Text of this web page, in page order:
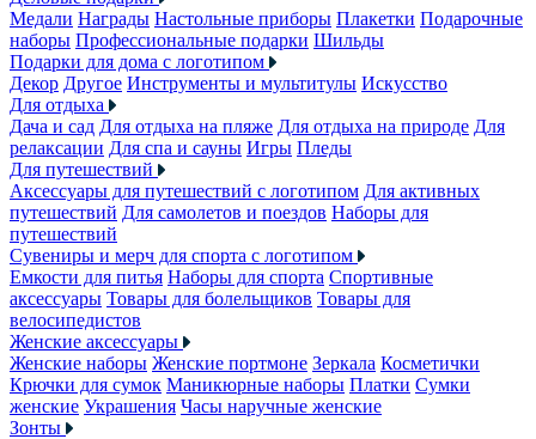
Медали Награды Настольные приборы Плакетки Подарочные
наборы Профессиональные подарки Шильды
Подарки для дома с логотипом
Декор Другое Инструменты и мультитулы Искусство
Для отдыха
Дача и сад Для отдыха на пляже Для отдыха на природе Для
релаксации Для спа и сауны Игры Пледы
Для путешествий
Аксессуары для путешествий с логотипом Для активных
путешествий Для самолетов и поездов Наборы для
путешествий
Сувениры и мерч для спорта с логотипом
Емкости для питья Наборы для спорта Спортивные
аксессуары Товары для болельщиков Товары для
велосипедистов
Женские аксессуары
Женские наборы Женские портмоне Зеркала Косметички
Крючки для сумок Маникюрные наборы Платки Сумки
женские Украшения Часы наручные женские
Зонты